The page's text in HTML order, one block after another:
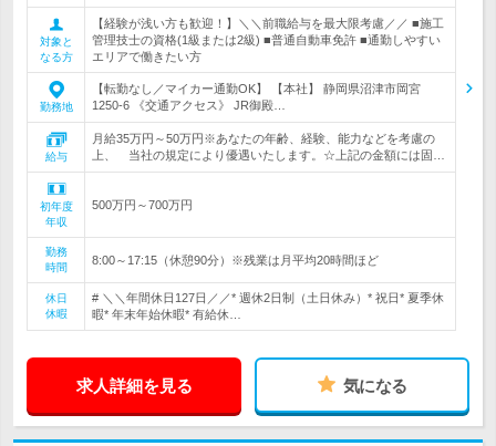
対象と
なる方
【経験が浅い方も歓迎！】＼＼前職給与を最大限考慮／／ ■施工
管理技士の資格(1級または2級) ■普通自動車免許 ■通勤しやすい
エリアで働きたい方
勤務地
【転勤なし／マイカー通勤OK】 【本社】 静岡県沼津市岡宮
1250-6 《交通アクセス》 JR御殿…
給与
月給35万円～50万円※あなたの年齢、経験、能力などを考慮の
上、 当社の規定により優遇いたします。☆上記の金額には固…
初年度
年収
500万円～700万円
勤務
時間
8:00～17:15（休憩90分）※残業は月平均20時間ほど
休日
休暇
# ＼＼年間休日127日／／* 週休2日制（土日休み）* 祝日* 夏季休
暇* 年末年始休暇* 有給休…
求人詳細を見る 気になる